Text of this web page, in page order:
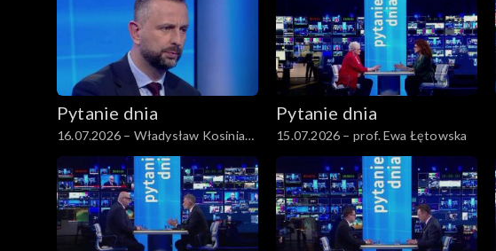
Pytanie dnia
16.07.2026 – Władysław Kosiniak-
Kamysz
Pytanie dnia
15.07.2026 – prof. Ewa Łętowska